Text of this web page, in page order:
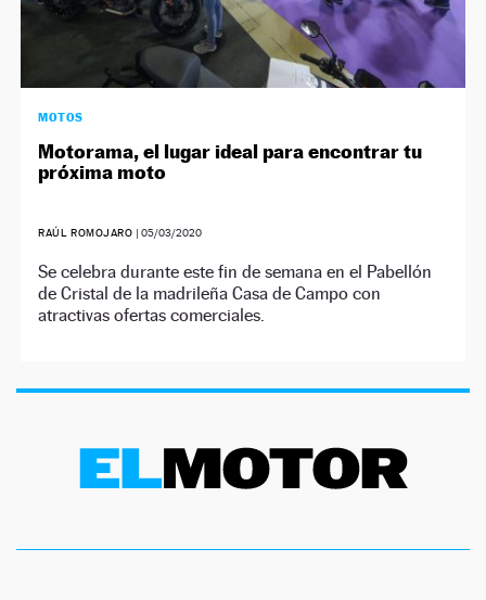
MOTOS
Motorama, el lugar ideal para encontrar tu
próxima moto
RAÚL ROMOJARO | 05/03/2020
Se celebra durante este fin de semana en el Pabellón
de Cristal de la madrileña Casa de Campo con
atractivas ofertas comerciales.